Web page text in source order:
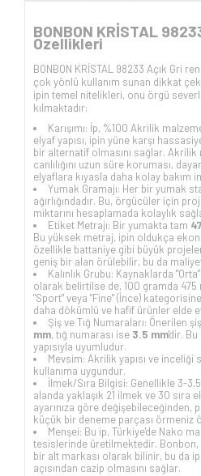
BONBON KRİSTAL
Özellikleri
BONBON KRİSTAL 98233 Açık Gri
çok yönlü kullanım sunan dikkat
ipin temel nitelikleri, onu örgü
kılmaktadır:
Karışımı: İp, %100 Akrilik
elyaf yapısı, ipin yüne karşı
bir alternatif olmasını sağlar.
canlılığını uzun süre koruması,
elyaflara kıyasla daha kolay bakım
Yumak Gramajı: Her bir yumak
ağırlığındadır. Bu, örgücüler için
miktarını hesaplamada kolaylık
Etiket Metrajı: Bir yumakta tam
Bu yüksek metraj, ipin oldukça
özellikle battaniye gibi büyük
geniş bir alan örülebilir, bu da
Kalınlık Grubu: Kaynaklarda
olarak belirtilse de, 100 gramda
"Sport" veya "Fine" (İnce)
daha dökümlü ve hafif ürünler elde
Şiş ve Tığ Numaraları: Önerilen
mm, tığ numarası ise 3.5 mm'dir.
yapısıyla uyumludur.
Mevsim: Akrilik yapısı ve
kullanıma uygundur.
İlmek/Sıra Bilgisi: Genellikle 3-
alanda yaklaşık 21 ilmek ve 30 sıra
ayarınıza göre değişebileceğinden,
küçük bir deneme parçası örmeniz
Menşei: Bu ip, Türkiye'de Nako
tesislerinde üretilmektedir.
bir alt markası olarak bilinir, bu da
açısından cazip olmasını sağlar.